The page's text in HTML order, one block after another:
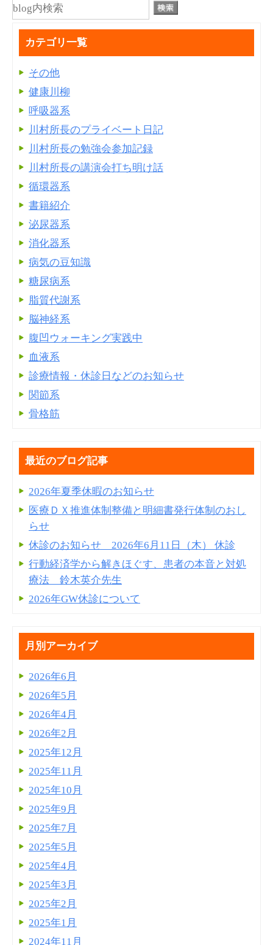
カテゴリ一覧
その他
健康川柳
呼吸器系
川村所長のプライベート日記
川村所長の勉強会参加記録
川村所長の講演会打ち明け話
循環器系
書籍紹介
泌尿器系
消化器系
病気の豆知識
糖尿病系
脂質代謝系
脳神経系
腹凹ウォーキング実践中
血液系
診療情報・休診日などのお知らせ
関節系
骨格筋
最近のブログ記事
2026年夏季休暇のお知らせ
医療ＤＸ推進体制整備と明細書発⾏体制のおし
らせ
休診のお知らせ 2026年6月11日（木） 休診
行動経済学から解きほぐす、患者の本音と対処
療法 鈴木英介先生
2026年GW休診について
月別アーカイブ
2026年6月
2026年5月
2026年4月
2026年2月
2025年12月
2025年11月
2025年10月
2025年9月
2025年7月
2025年5月
2025年4月
2025年3月
2025年2月
2025年1月
2024年11月